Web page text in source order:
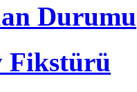
Durumu
Fikstürü